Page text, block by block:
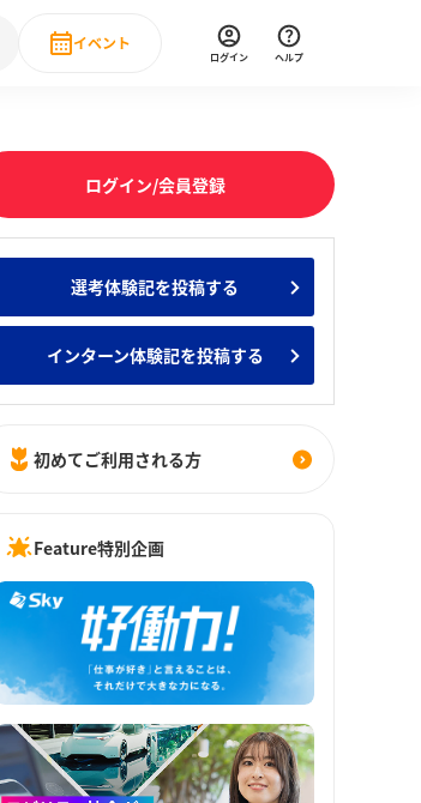
業ランキング みんなのインターン人気企業ランキ
ンタビュー
イベント
直近のイベント一覧
ログイン ヘルプ
ログイン/会員登録
選考体験記を投稿する
インターン体験記を投稿する
初めてご利用される方
Feature特別企画